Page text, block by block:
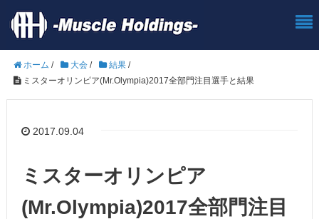
ホーム / 大会 / 結果 /
ミスターオリンピア(Mr.Olympia)2017全部門注目選手と結果
2017.09.04
ミスターオリンピア
(Mr.Olympia)2017全部門注目